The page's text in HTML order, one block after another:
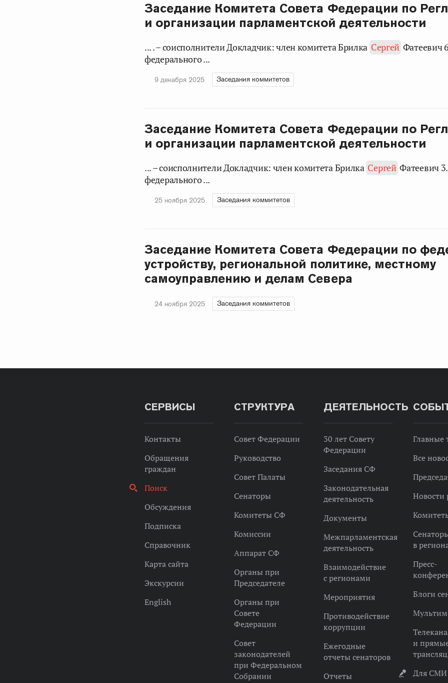
Заседание Комитета Совета Федерации по
и организации парламентской деятельности
... . – соисполнители Докладчик: член комитета Брилка Сергей Фатеевич
федерального ...
9 декабря 2025 Заседания коммитетов
Заседание Комитета Совета Федерации по
и организации парламентской деятельности
... – соисполнители Докладчик: член комитета Брилка Сергей Фатеевич
федерального ...
25 ноября 2025 Заседания коммитетов
Заседание Комитета Совета Федерации по
устройству, региональной политике, местному
самоуправлению и делам Севера
24 ноября 2025 Заседания коммитетов
СЕРВИСЫ
Контакты
Обращения
граждан
Поиск
Обсуждения
Подписка
Справочник
Карта сайта
Экскурсии
English
СТРУКТУРА
Совет Федерации
Руководство
Совет Палаты
Сенаторы
Комитеты СФ
Комиссии
Аппарат СФ
Органы при
Председателе
Органы при
Совете
Федерации
Совет
законодателей
при Федеральном
Собрании
ДЕЯТЕЛЬНОСТЬ
30 лет Совету
Федерации
Заседания СФ
Законодательная
деятельность
Документы
Межпарламентская
деятельность
Взаимодействие
с регионами
Мероприятия
Противодействие
коррупции
Ежегодные
отчеты сенаторов
Отчеты
Главные
Все
Новости
в
Пресс-
Блоги
и
Для СМИ